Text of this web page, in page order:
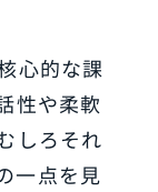
心的な課
性や柔軟
しろそれ
一点を見